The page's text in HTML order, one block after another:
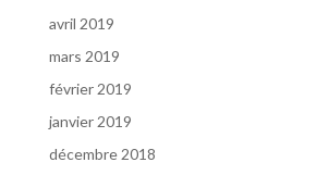
avril 2019
mars 2019
février 2019
janvier 2019
décembre 2018